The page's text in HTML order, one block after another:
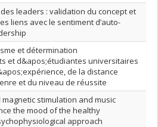
leaders : validation du concept et
liens avec le sentiment d’auto-
et détermination
et d&apos;étudiantes universitaires
de la distance
et du niveau de réussite
stimulation and music
the mood of the healthy
approach